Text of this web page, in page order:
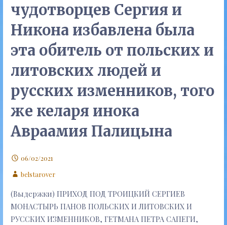
чудотворцев Сергия и
Никона избавлена была
эта обитель от польских и
литовских людей и
русских изменников, того
же келаря инока
Авраамия Палицына
06/02/2021
belstarover
(Выдержки) ПРИХОД ПОД ТРОИЦКИЙ СЕРГИЕВ
МОНАСТЫРЬ ПАНОВ ПОЛЬСКИХ И ЛИТОВСКИХ И
РУССКИХ ИЗМЕННИКОВ, ГЕТМАНА ПЕТРА САПЕГИ,